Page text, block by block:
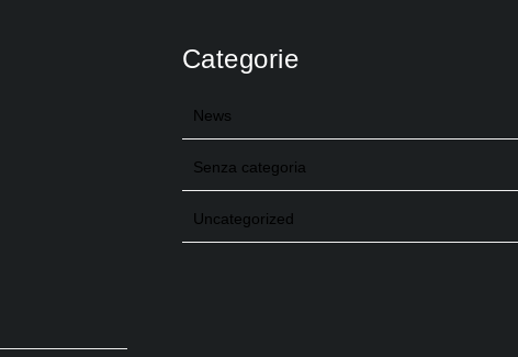
Categorie
News
Senza categoria
Uncategorized